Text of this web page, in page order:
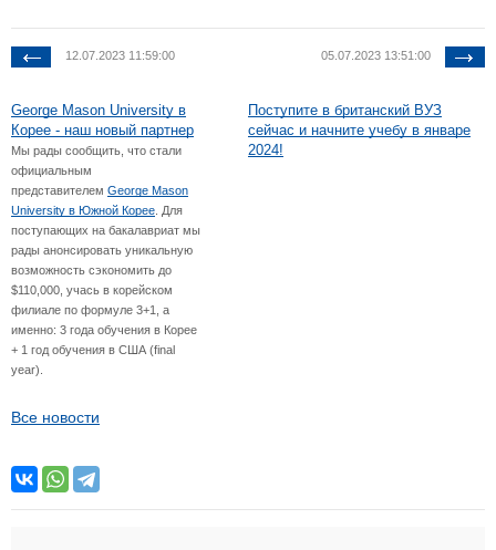
12.07.2023 11:59:00
George Mason University в
Корее - наш новый партнер
Мы рады сообщить, что стали
официальным
представителем George Mason
University в Южной Корее . Для
поступающих на бакалавриат мы
рады анонсировать уникальную
возможность сэкономить до
$110,000, учась в корейском
филиале по формуле 3+1, а
именно: 3 года обучения в Корее
+ 1 год обучения в США (final
year).
05.07.2023 13:51:00
Поступите в британский ВУЗ
сейчас и начните учебу в январе
2024!
Все новости